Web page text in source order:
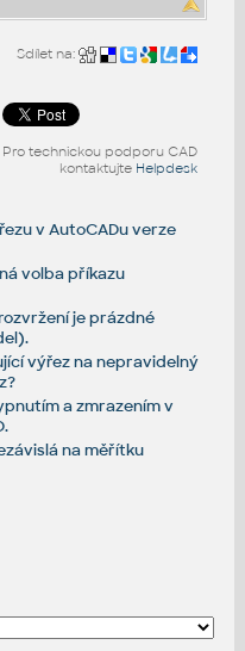
Sdílet na:
Pro technickou podporu CAD
kontaktujte Helpdesk
v AutoCADu verze
volba příkazu
je prázdné
výřez na nepravidelný
a zmrazením v
na měřítku